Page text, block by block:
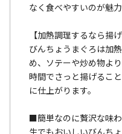
なく食べやすいのが魅力
【加熱調理するなら揚
びんちょうまぐろは加
め、ソテーや炒め物よ
時間でさっと揚げるこ
に仕上がります。
■簡単なのに贅沢な味わ
生でもおいしいびんち